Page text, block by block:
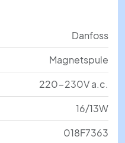
Danfoss
Magnetspule
220-230V a.c.
16/13W
018F7363